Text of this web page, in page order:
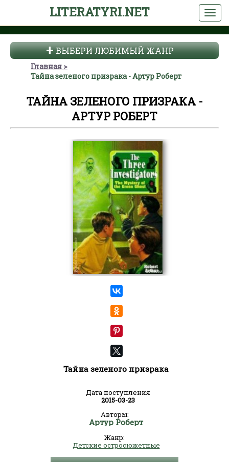
LITERATYRI.NET
ВЫБЕРИ ЛЮБИМЫЙ ЖАНР
Главная
Тайна зеленого призрака - Артур Роберт
ТАЙНА ЗЕЛЕНОГО ПРИЗРАКА -
АРТУР РОБЕРТ
Тайна зеленого призрака
Дата поступления
2015-03-23
Авторы:
Артур Роберт
Жанр:
Детские остросюжетные